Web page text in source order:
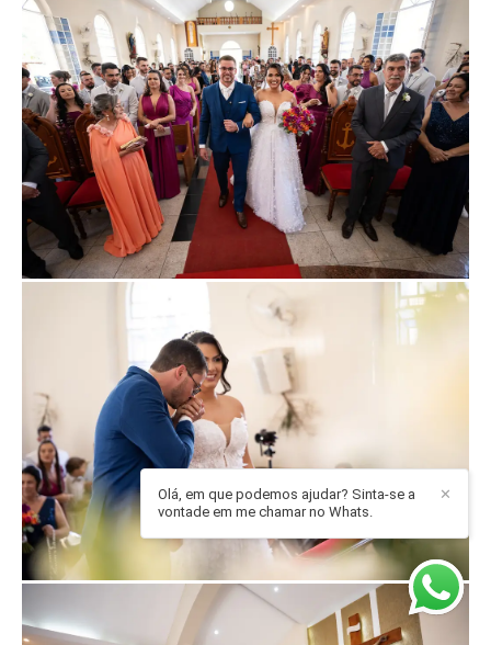
✕
Olá, em que podemos ajudar? Sinta-se a
vontade em me chamar no Whats.